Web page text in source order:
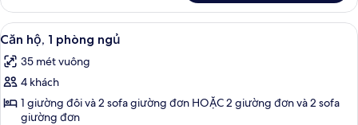
Studio
(2
persons)
Xem
tất
cả
ảnh
Căn
Căn hộ, 1 phòng ngủ | Bàn, khu vực
12
Căn hộ, 1 phòng ngủ
35 mét vuông
4 khách
1 giường đôi và 2 sofa giường đơn HOẶC 2 giường đơn và 2 sofa
giường đơn